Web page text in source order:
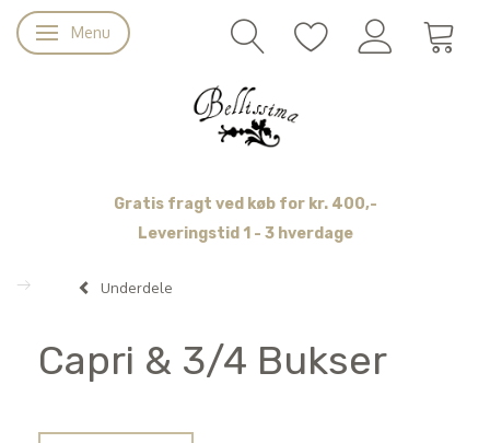
Skifte navigation
Menu
Gratis fragt ved køb for kr. 400,-
Leveringstid 1 - 3 hverdage
Underdele
Capri & 3/4 Bukser